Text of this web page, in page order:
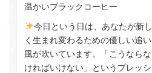
温かいブラックコーヒー
今日という日は、あなたが新し
く生まれ変わるための優しい追い
風が吹いています。「こうならな
ければいけない」というプレッシ